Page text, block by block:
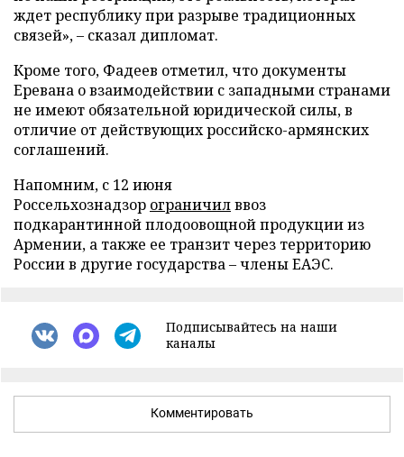
ждет республику при разрыве традиционных
связей», – сказал дипломат.
Кроме того, Фадеев отметил, что документы
Еревана о взаимодействии с западными странами
не имеют обязательной юридической силы, в
отличие от действующих российско-армянских
соглашений.
Напомним, с 12 июня
Россельхознадзор ограничилввоз
подкарантинной плодоовощной продукции из
Армении, а также ее транзит через территорию
России в другие государства – члены ЕАЭС.
Подписывайтесь на наши
каналы
Комментировать